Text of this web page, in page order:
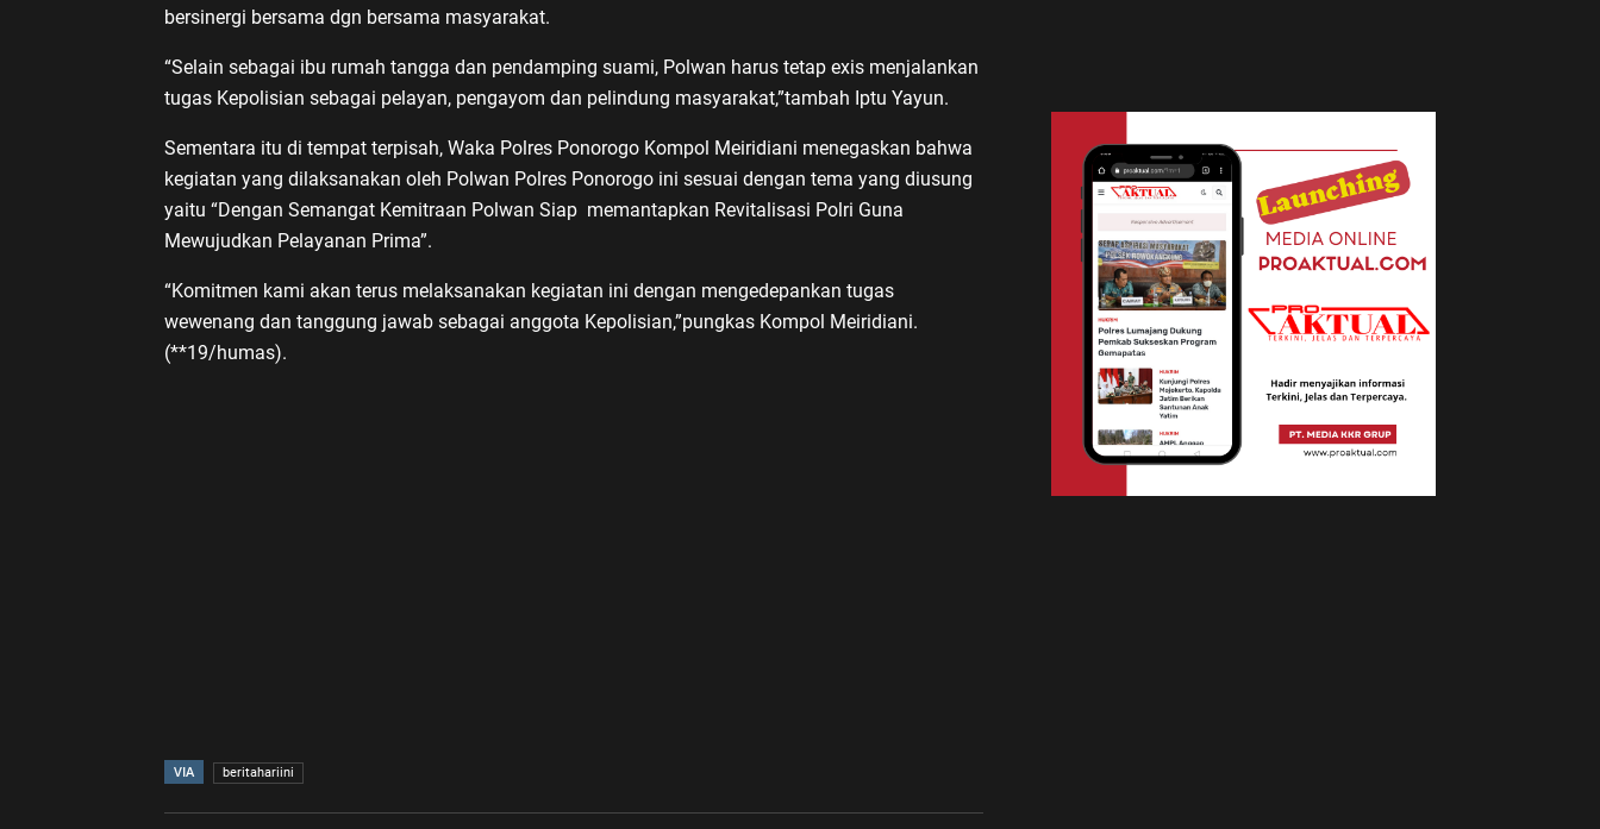
bersinergi bersama dgn bersama masyarakat.
“Selain sebagai ibu rumah tangga dan pendamping suami, Polwan harus tetap exis menjalankan
tugas Kepolisian sebagai pelayan, pengayom dan pelindung masyarakat,”tambah Iptu Yayun.
Sementara itu di tempat terpisah, Waka Polres Ponorogo Kompol Meiridiani menegaskan bahwa
kegiatan yang dilaksanakan oleh Polwan Polres Ponorogo ini sesuai dengan tema yang diusung
yaitu “Dengan Semangat Kemitraan Polwan Siap memantapkan Revitalisasi Polri Guna
Mewujudkan Pelayanan Prima”.
“Komitmen kami akan terus melaksanakan kegiatan ini dengan mengedepankan tugas
wewenang dan tanggung jawab sebagai anggota Kepolisian,”pungkas Kompol Meiridiani.
(**19/humas).
VIA beritahariini